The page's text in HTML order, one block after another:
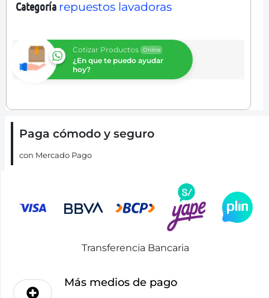
Categoría repuestos lavadoras
Cotizar Productos Online
¿En que te puedo ayudar
hoy?
Paga cómodo y seguro
con Mercado Pago
Transferencia Bancaria
Más medios de pago